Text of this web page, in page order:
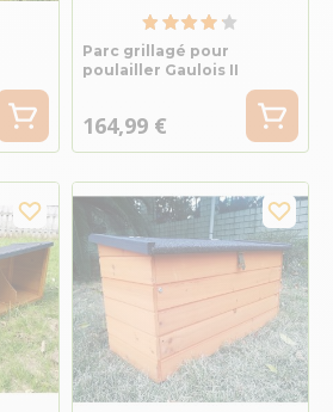
Parc grillagé pour
poulailler Gaulois II
164,99 €